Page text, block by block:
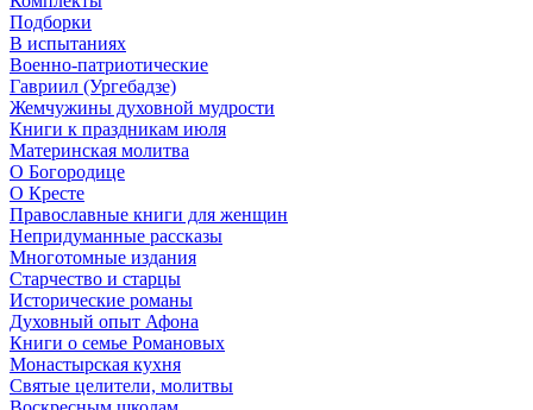
Подборки
В испытаниях
Военно-патриотические
Гавриил (Ургебадзе)
Жемчужины духовной мудрости
Книги к праздникам июля
Материнская молитва
О Богородице
О Кресте
Православные книги для женщин
Непридуманные рассказы
Многотомные издания
Старчество и старцы
Исторические романы
Духовный опыт Афона
Книги о семье Романовых
Монастырская кухня
Святые целители, молитвы